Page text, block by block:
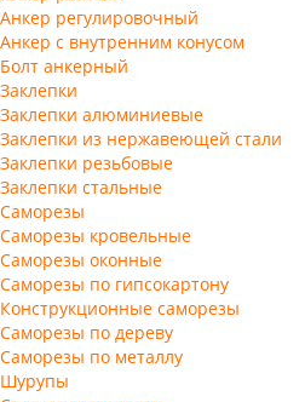
Анкер регулировочный
Анкер с внутренним конусом
Болт анкерный
Заклепки
Заклепки алюминиевые
Заклепки из нержавеющей стали
Заклепки резьбовые
Заклепки стальные
Саморезы
Саморезы кровельные
Саморезы оконные
Саморезы по гипсокартону
Конструкционные саморезы
Саморезы по дереву
Саморезы по металлу
Шурупы